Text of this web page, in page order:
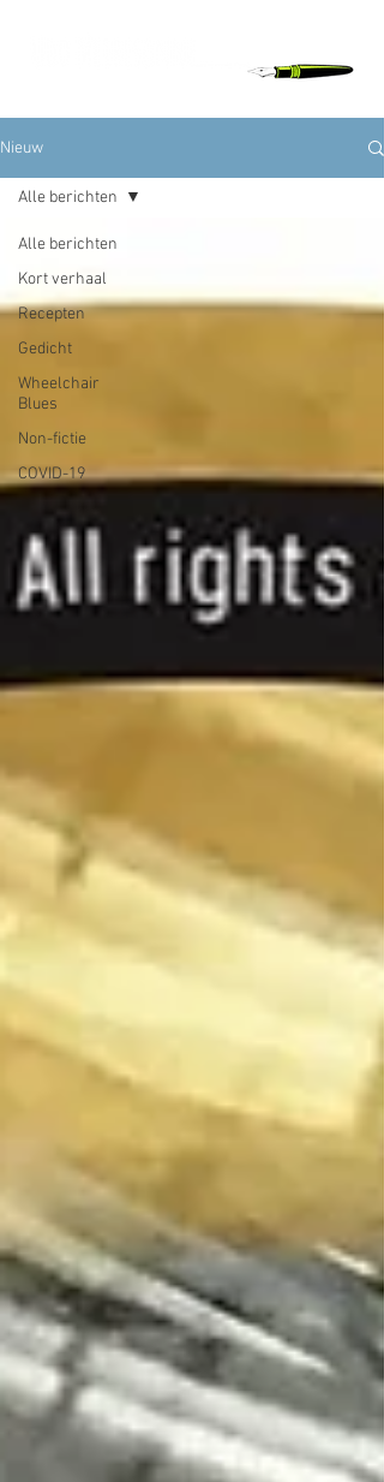
Nieuw
Alle berichten
Kort verhaal
Recepten
Gedicht
Wheelchair
Blues
Non-fictie
COVID-19
Alle berichten